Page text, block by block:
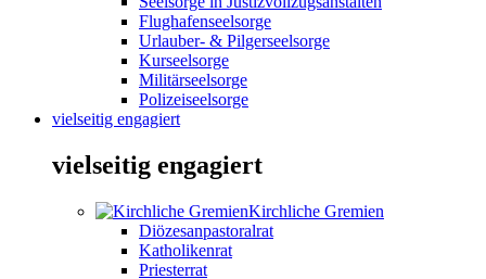
Flughafenseelsorge
Urlauber- & Pilgerseelsorge
Kurseelsorge
Militärseelsorge
Polizeiseelsorge
vielseitig engagiert
vielseitig engagiert
Kirchliche Gremien
Diözesanpastoralrat
Katholikenrat
Priesterrat